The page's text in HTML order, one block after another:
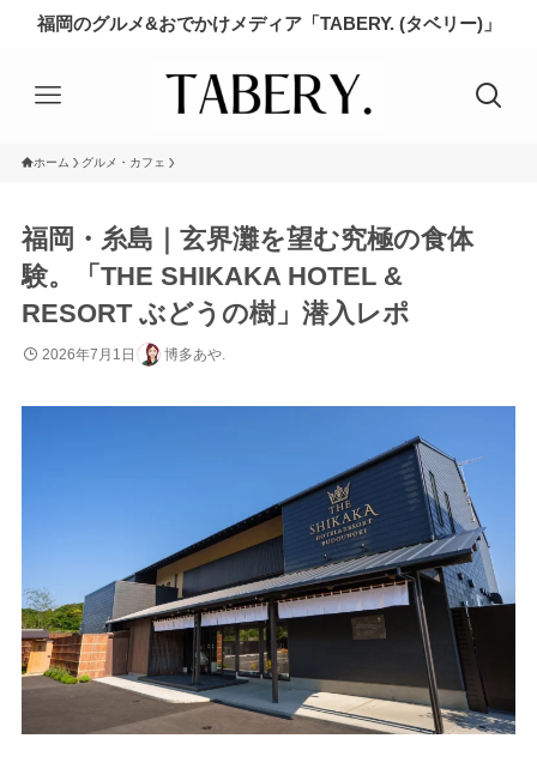
福岡のグルメ&おでかけメディア「TABERY. (タベリー)」
ホーム グルメ・カフェ
福岡・糸島｜玄界灘を望む究極の食体
験。「THE SHIKAKA HOTEL &
RESORT ぶどうの樹」潜入レポ
2026年7月1日 博多あや.